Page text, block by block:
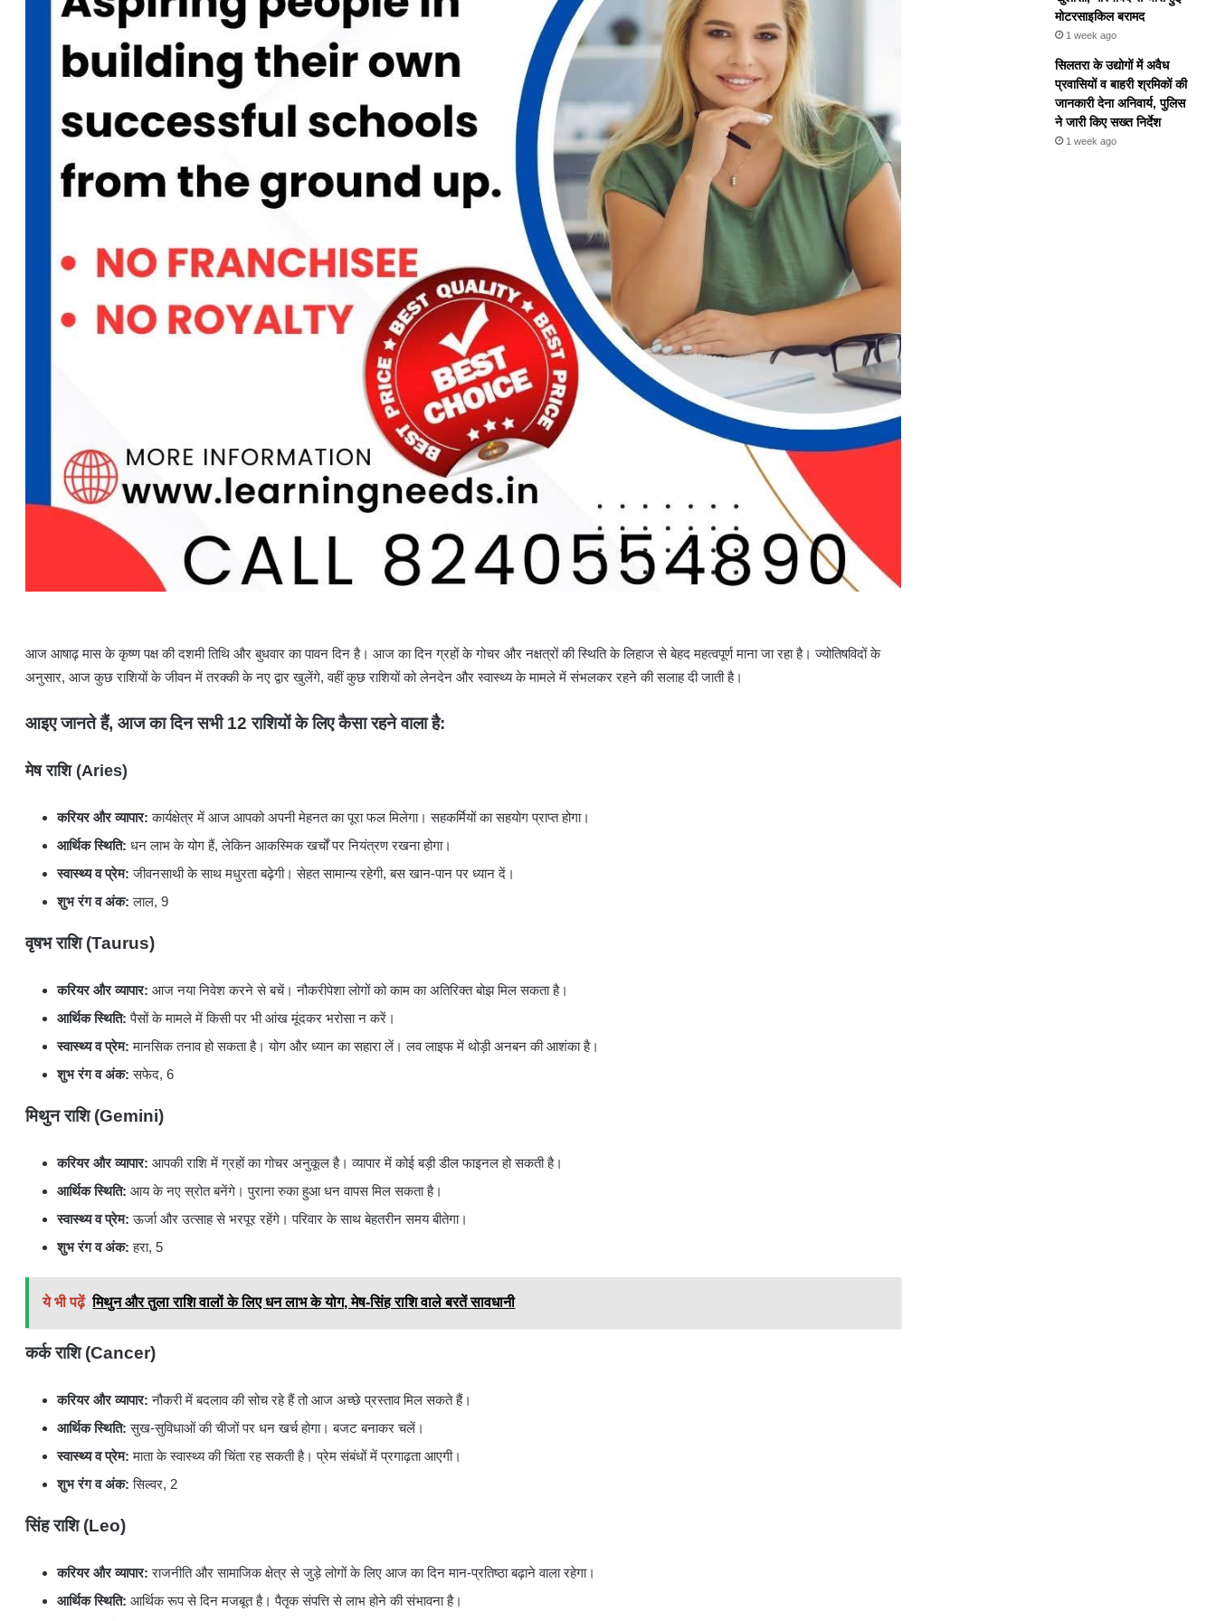
आज आषाढ़ मास के कृष्ण पक्ष की दशमी तिथि और बुधवार का पावन दिन है। आज का दिन ग्रहों के गोचर और नक्षत्रों की स्थिति के लिहाज से बेहद महत्वपूर्ण माना जा रहा है। ज्योतिषविदों के
अनुसार, आज कुछ राशियों के जीवन में तरक्की के नए द्वार खुलेंगे, वहीं कुछ राशियों को लेनदेन और स्वास्थ्य के मामले में संभलकर रहने की सलाह दी जाती है।
आइए जानते हैं, आज का दिन सभी 12 राशियों के लिए कैसा रहने वाला है:
मेष राशि (Aries)
करियर और व्यापार: कार्यक्षेत्र में आज आपको अपनी मेहनत का पूरा फल मिलेगा। सहकर्मियों का सहयोग प्राप्त होगा।
आर्थिक स्थिति: धन लाभ के योग हैं, लेकिन आकस्मिक खर्चों पर नियंत्रण रखना होगा।
स्वास्थ्य व प्रेम: जीवनसाथी के साथ मधुरता बढ़ेगी। सेहत सामान्य रहेगी, बस खान-पान पर ध्यान दें।
शुभ रंग व अंक: लाल, 9
वृषभ राशि (Taurus)
करियर और व्यापार: आज नया निवेश करने से बचें। नौकरीपेशा लोगों को काम का अतिरिक्त बोझ मिल सकता है।
आर्थिक स्थिति: पैसों के मामले में किसी पर भी आंख मूंदकर भरोसा न करें।
स्वास्थ्य व प्रेम: मानसिक तनाव हो सकता है। योग और ध्यान का सहारा लें। लव लाइफ में थोड़ी अनबन की आशंका है।
शुभ रंग व अंक: सफेद, 6
मिथुन राशि (Gemini)
करियर और व्यापार: आपकी राशि में ग्रहों का गोचर अनुकूल है। व्यापार में कोई बड़ी डील फाइनल हो सकती है।
आर्थिक स्थिति: आय के नए स्रोत बनेंगे। पुराना रुका हुआ धन वापस मिल सकता है।
स्वास्थ्य व प्रेम: ऊर्जा और उत्साह से भरपूर रहेंगे। परिवार के साथ बेहतरीन समय बीतेगा।
शुभ रंग व अंक: हरा, 5
ये भी पढ़ें मिथुन और तुला राशि वालों के लिए धन लाभ के योग, मेष-सिंह राशि वाले बरतें सावधानी
कर्क राशि (Cancer)
करियर और व्यापार: नौकरी में बदलाव की सोच रहे हैं तो आज अच्छे प्रस्ताव मिल सकते हैं।
आर्थिक स्थिति: सुख-सुविधाओं की चीजों पर धन खर्च होगा। बजट बनाकर चलें।
स्वास्थ्य व प्रेम: माता के स्वास्थ्य की चिंता रह सकती है। प्रेम संबंधों में प्रगाढ़ता आएगी।
शुभ रंग व अंक: सिल्वर, 2
सिंह राशि (Leo)
करियर और व्यापार: राजनीति और सामाजिक क्षेत्र से जुड़े लोगों के लिए आज का दिन मान-प्रतिष्ठा बढ़ाने वाला रहेगा।
आर्थिक स्थिति: आर्थिक रूप से दिन मजबूत है। पैतृक संपत्ति से लाभ होने की संभावना है।
मोटरसाइकिल बरामद
1 week ago
सिलतरा के उद्योगों में अवैध
प्रवासियों व बाहरी श्रमिकों की
जानकारी देना अनिवार्य, पुलिस
ने जारी किए सख्त निर्देश
1 week ago